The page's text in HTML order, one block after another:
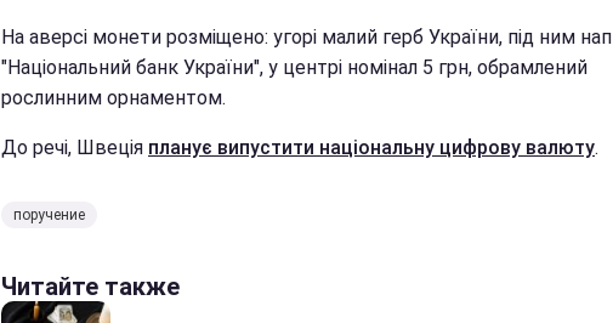
На аверсі монети розміщено: угорі малий герб України, під ним
"Національний банк України", у центрі номінал 5 грн, обрамлений
рослинним орнаментом.
До речі, Швеція планує випустити національну цифрову валюту.
поручение
Читайте также